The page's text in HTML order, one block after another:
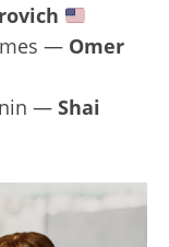
— Omer
— Shai